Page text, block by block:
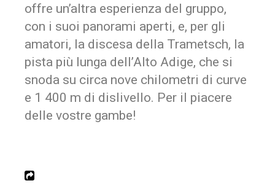
offre un’altra esperienza del gruppo,
con i suoi panorami aperti, e, per gli
amatori, la discesa della Trametsch, la
pista più lunga dell’Alto Adige, che si
snoda su circa nove chilometri di curve
e 1 400 m di dislivello. Per il piacere
delle vostre gambe!